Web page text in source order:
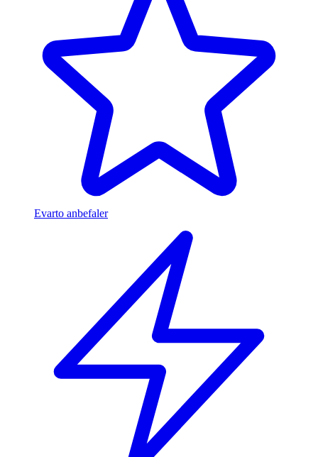
Evarto anbefaler